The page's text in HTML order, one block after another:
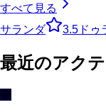
すべて見る
サランダ
3.5 ドゥ
最近のアク
💎